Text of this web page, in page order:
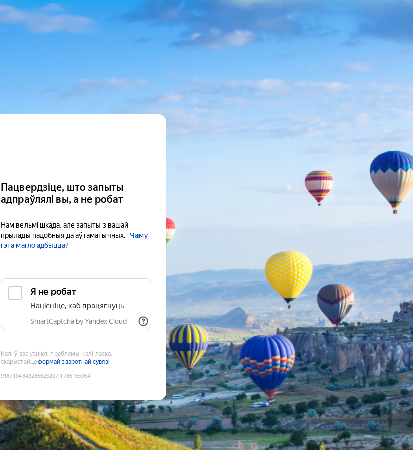
Пацвердзіце, што запыты
адпраўлялі вы, а не робат
Нам вельмі шкада, але запыты з вашай
прылады падобныя да аўтаматычных.
Чаму
гэта магло адбыцца?
Я не робат
Націсніце, каб працягнуць
SmartCaptcha by Yandex Cloud
Калі ў вас узніклі праблемы, калі ласка,
скарыстайцеформай зваротнай сувязі
9187104343286625207:1786165964